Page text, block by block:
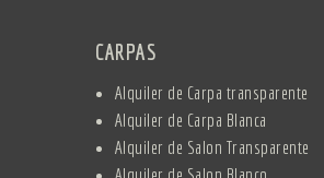
CARPAS
Alquiler de Carpa transparente
Alquiler de Carpa Blanca
Alquiler de Salon Transparente